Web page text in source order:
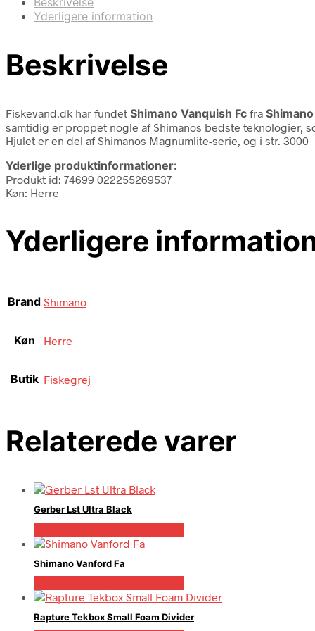
Yderligere information
Beskrivelse
Fiskevand.dk har fundet Shimano Vanquish Fc fra Shimano
samtidig er proppet nogle af Shimanos bedste teknologier,
Hjulet er en del af Shimanos Magnumlite-serie, og i str. 3000
Yderlige produktinformationer:
Produkt id: 74699 022255269537
Køn: Herre
Yderligere
Brand Shimano
Køn Herre
Butik Fiskegrej
Relaterede varer
Gerber Lst Ultra Black
Shimano Vanford Fa
Rapture Tekbox Small Foam Divider